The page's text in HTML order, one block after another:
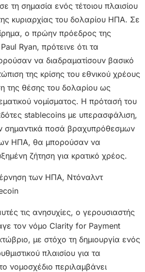
τη σημασία ενός τέτοιου πλαισίου
κυριαρχίας του δολαρίου ΗΠΑ. Σε
ο πρώην πρόεδρος της
Ryan, πρότεινε ότι τα
να διαδραματίσουν βασικό
της κρίσης του εθνικού χρέους
της θέσης του δολαρίου ως
νομίσματος. Η πρότασή του
stablecoins με υπερασφάλιση,
σημαντικά ποσά βραχυπρόθεσμων
ΗΠΑ, θα μπορούσαν να
ζήτηση για κρατικό χρέος.
τις ανησυχίες, ο γερουσιαστής
τον νόμο Clarity for Payment
με στόχο τη δημιουργία ενός
πλαισίου για τα
νομοσχέδιο περιλαμβάνει